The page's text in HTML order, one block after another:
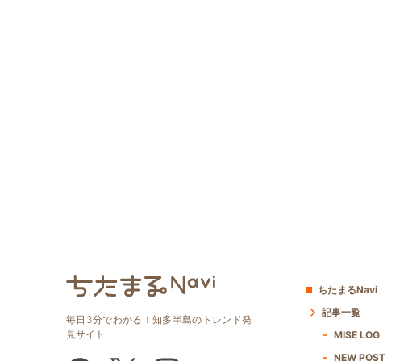
毎日3分でわかる！知多半島のトレンド発
見サイト
ちたまるNavi
記事一覧
MISE LOG
NEW POST